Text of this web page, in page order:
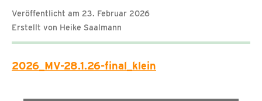
Veröffentlicht am 23. Februar 2026
Erstellt von Heike Saalmann
2026_MV-28.1.26-final_klein